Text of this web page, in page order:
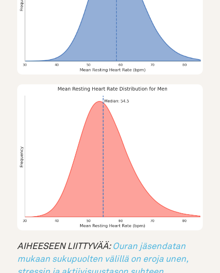
AIHEESEEN LIITTYVÄÄ: Ouran jäsendatan
mukaan sukupuolten välillä on eroja unen,